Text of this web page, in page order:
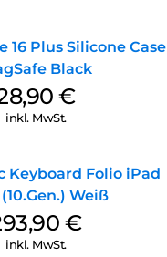
16 Plus Silicone Case
Black
€
inkl. MwSt.
Keyboard Folio iPad
(10.Gen.) Weiß
€
inkl. MwSt.